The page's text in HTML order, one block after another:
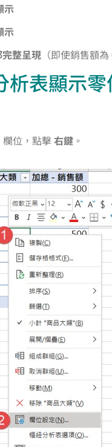
示
示
整呈現（即使銷售額為
表顯示零
位，點擊右鍵。